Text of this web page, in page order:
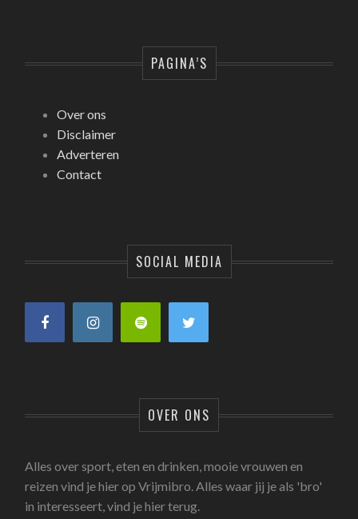
PAGINA’S
Over ons
Disclaimer
Adverteren
Contact
SOCIAL MEDIA
OVER ONS
Alles over sport, eten en drinken, mooie vrouwen en
reizen vind je hier op Vrijmibro. Alles waar jij je als 'bro'
in interesseert, vind je hier terug.